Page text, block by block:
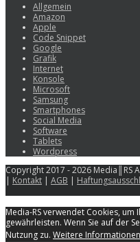
Allgemein
Amazon
Apple
Code Snippet
Google
Grafik
Internet
Konsole
Microsoft
Samsung
Smartphones
Social Media
Software
Tablets
Wordpress
Copyright 2017 - 2026 Media║RS
| Kontakt | AGB |
Media-RS verwendet Cookies,
gewährleisten. Wenn Sie auf der
Nutzung zu. Weitere Informationen